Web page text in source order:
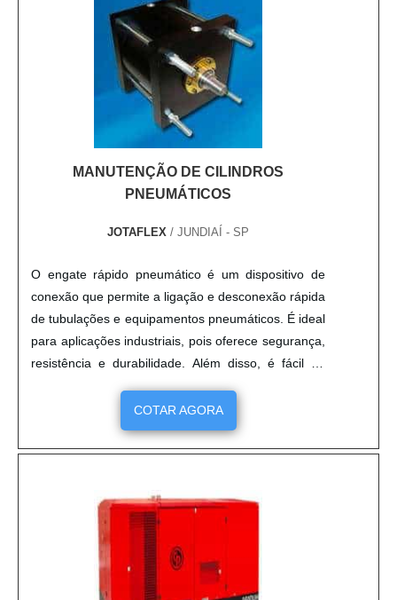
MANUTENÇÃO DE CILINDROS
PNEUMÁTICOS
JOTAFLEX / JUNDIAÍ - SP
O engate rápido pneumático é um dispositivo de
conexão que permite a ligação e desconexão rápida
de tubulações e equipamentos pneumáticos. É ideal
para aplicações industriais, pois oferece segurança,
resistência e durabilidade. Além disso, é fácil de
instalar e manter, e possui um design ergonômico
que facilita o manuseio. O engate rápido
pneumático é uma solução eficiente para a conexão
de tubulações e equipamentos pneumáticos.
COTAR AGORA